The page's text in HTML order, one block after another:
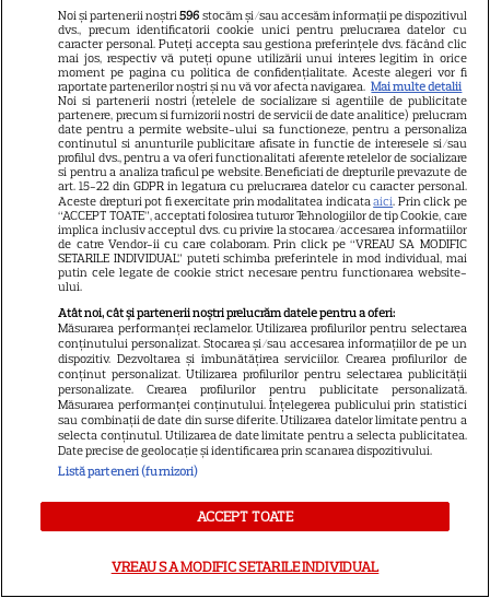
Cel mai nou VIDEO
PE ACELAȘI SUBIECT
Filme la TV, 12 februarie 2026. „J. Edgar”
cu Leonardo DiCaprio și „Jack Ryan” cu
Chris Pine
Citește mai multe
I
Actorii turci ai
momentului
VEDETE STRĂINE
Noi și partenerii noștri596 stocăm și/sau accesăm informații pe dispozitivul
dvs., precum identificatorii cookie unici pentru prelucrarea datelor cu
caracter personal. Puteți accepta sau gestiona preferințele dvs. făcând clic
mai jos, respectiv vă puteți opune utilizării unui interes legitim în orice
moment pe pagina cu politica de confidențialitate. Aceste alegeri vor fi
raportate partenerilor noștri și nu vă vor afecta navigarea. Mai multe detalii
Noi si partenerii nostri (retelele de socializare si agentiile de publicitate
partenere, precum si furnizorii nostri de servicii de date analitice) prelucram
date pentru a permite website-ului sa functioneze, pentru a personaliza
continutul si anunturile publicitare afisate in functie de interesele si/sau
profilul dvs., pentru a va oferi functionalitati aferente retelelor de socializare
si pentru a analiza traficul pe website. Beneficiati de drepturile prevazute de
art. 15-22 din GDPR in legatura cu prelucrarea datelor cu caracter personal.
Aceste drepturi pot fi exercitate prin modalitatea indicataaici. Prin click pe
“ACCEPT TOATE”, acceptati folosirea tuturor Tehnologiilor de tip Cookie, care
implica inclusiv acceptul dvs. cu privire la stocarea/accesarea informatiilor
de catre Vendor-ii cu care colaboram. Prin click pe “VREAU SA MODIFIC
SETARILE INDIVIDUAL” puteti schimba preferintele in mod individual, mai
putin cele legate de cookie strict necesare pentru functionarea website-
ului.
Atât noi, cât și partenerii noștri prelucrăm datele pentru a oferi:
Măsurarea performanței reclamelor. Utilizarea profilurilor pentru selectarea
conținutului personalizat. Stocarea și/sau accesarea informațiilor de pe un
dispozitiv. Dezvoltarea și îmbunătățirea serviciilor. Crearea profilurilor de
conținut personalizat. Utilizarea profilurilor pentru selectarea publicității
personalizate. Crearea profilurilor pentru publicitate personalizată.
Măsurarea performanței conținutului. Înțelegerea publicului prin statistici
sau combinații de date din surse diferite. Utilizarea datelor limitate pentru a
selecta conținutul. Utilizarea de date limitate pentru a selecta publicitatea.
Date precise de geolocație și identificarea prin scanarea dispozitivului.
Listă parteneri (furnizori)
ACCEPT TOATE
VREAU SA MODIFIC SETARILE INDIVIDUAL